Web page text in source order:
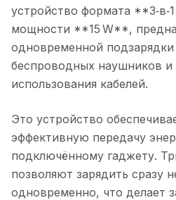
устройство формата
мощности **15 W**,
одновременной
беспроводных наушников и
использования кабелей.
Это устройство
эффективную передачу
подключённому гаджету.
позволяют зарядить сразу
одновременно, что делает